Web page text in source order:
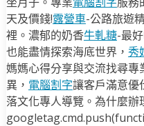
天及價錢!露營車-公路旅遊
裡。濃郁的奶香牛軋糖-最
也能盡情探索海底世界， 秀
媽媽心得分享與交流找尋專
異， 電腦割字讓客戶滿意優
落文化專人導覽。為什麼辦